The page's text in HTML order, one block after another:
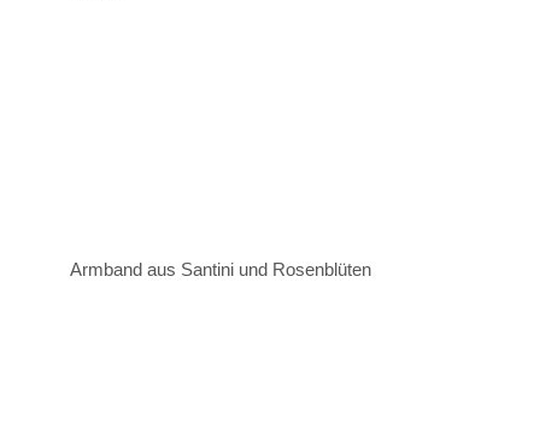
Armband aus Santini und Rosenblüten